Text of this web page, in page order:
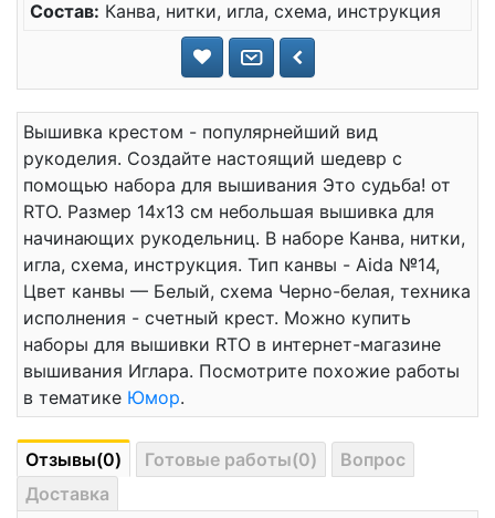
Состав: Канва, нитки, игла, схема, инструкция
Вышивка крестом - популярнейший вид
рукоделия. Создайте настоящий шедевр с
помощью набора для вышивания Это судьба! от
RTO. Размер 14x13 см небольшая вышивка для
начинающих рукодельниц. В наборе Канва, нитки,
игла, схема, инструкция. Тип канвы - Aida №14,
Цвет канвы — Белый, схема Черно-белая, техника
исполнения - счетный крест. Можно купить
наборы для вышивки RTO в интернет-магазине
вышивания Иглара. Посмотрите похожие работы
в тематике Юмор.
Отзывы(0) Готовые работы(0)
Вопрос
Доставка